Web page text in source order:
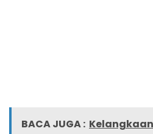
BACA JUGA :